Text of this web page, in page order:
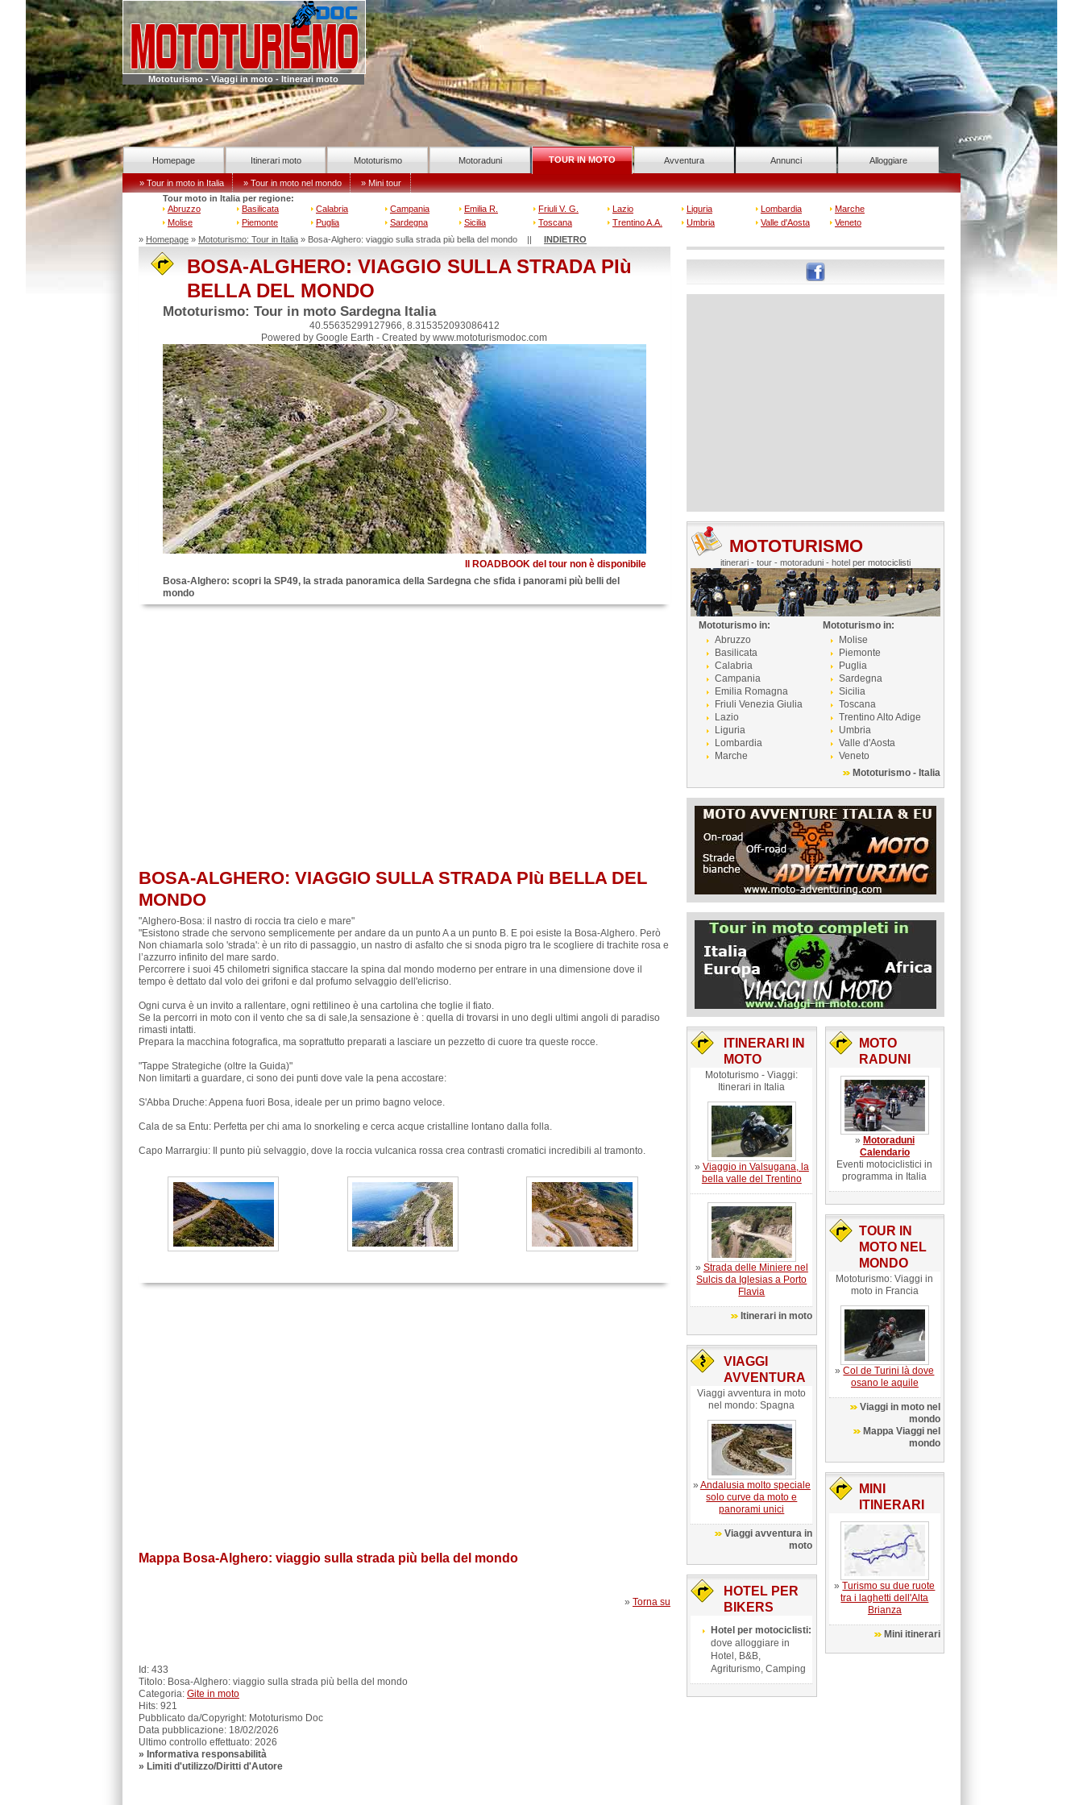
Mototurismo - Viaggi in moto - Itinerari moto
Homepage Itinerari moto Mototurismo Motoraduni TOUR IN MOTO Avventura Annunci Alloggiare
» Tour in moto in Italia » Tour in moto nel mondo
» Mini tour
Tour moto in Italia per regione:
Abruzzo
Basilicata Calabria Campania Emilia R. Friuli V. G. Lazio Liguria Lombardia
Marche
Molise
Piemonte Puglia Sardegna Sicilia Toscana Trentino A.A. Umbria Valle d'Aosta
Veneto
» Homepage» Mototurismo: Tour in Italia» Bosa-Alghero: viaggio sulla strada più bella del mondo || INDIETRO
BOSA-ALGHERO: VIAGGIO SULLA STRADA PIù
BELLA DEL MONDO
Mototurismo: Tour in moto Sardegna Italia
40.55635299127966, 8.315352093086412
Powered by Google Earth - Created by www.mototurismodoc.com
Il ROADBOOK del tour non è disponibile
Bosa-Alghero: scopri la SP49, la strada panoramica della Sardegna che sfida i panorami più belli del
mondo
BOSA-ALGHERO: VIAGGIO SULLA STRADA PIù BELLA DEL
MONDO
"Alghero-Bosa: il nastro di roccia tra cielo e mare"
"Esistono strade che servono semplicemente per andare da un punto A a un punto B. E poi esiste la Bosa-Alghero. Però
Non chiamarla solo 'strada': è un rito di passaggio, un nastro di asfalto che si snoda pigro tra le scogliere di trachite rosa e
l’azzurro infinito del mare sardo.
Percorrere i suoi 45 chilometri significa staccare la spina dal mondo moderno per entrare in una dimensione dove il
tempo è dettato dal volo dei grifoni e dal profumo selvaggio dell'elicriso.
Ogni curva è un invito a rallentare, ogni rettilineo è una cartolina che toglie il fiato.
Se la percorri in moto con il vento che sa di sale,la sensazione è : quella di trovarsi in uno degli ultimi angoli di paradiso
rimasti intatti.
Prepara la macchina fotografica, ma soprattutto preparati a lasciare un pezzetto di cuore tra queste rocce.
"Tappe Strategiche (oltre la Guida)"
Non limitarti a guardare, ci sono dei punti dove vale la pena accostare:
S'Abba Druche: Appena fuori Bosa, ideale per un primo bagno veloce.
Cala de sa Entu: Perfetta per chi ama lo snorkeling e cerca acque cristalline lontano dalla folla.
Capo Marrargiu: Il punto più selvaggio, dove la roccia vulcanica rossa crea contrasti cromatici incredibili al tramonto.
Mappa Bosa-Alghero: viaggio sulla strada più bella del mondo
» Torna su
Id: 433
Titolo: Bosa-Alghero: viaggio sulla strada più bella del mondo
Categoria: Gite in moto
Hits: 921
Pubblicato da/Copyright: Mototurismo Doc
Data pubblicazione: 18/02/2026
Ultimo controllo effettuato: 2026
» Informativa responsabilità
» Limiti d'utilizzo/Diritti d'Autore
MOTOTURISMO
itinerari - tour - motoraduni - hotel per motociclisti
Mototurismo in:
Abruzzo
Basilicata
Calabria
Campania
Emilia Romagna
Friuli Venezia Giulia
Lazio
Liguria
Lombardia
Marche
Mototurismo in:
Molise
Piemonte
Puglia
Sardegna
Sicilia
Toscana
Trentino Alto Adige
Umbria
Valle d'Aosta
Veneto
Mototurismo - Italia
ITINERARI IN
MOTO
Mototurismo - Viaggi:
Itinerari in Italia
» Viaggio in Valsugana, la
bella valle del Trentino
» Strada delle Miniere nel
Sulcis da Iglesias a Porto
Flavia
Itinerari in moto
VIAGGI
AVVENTURA
Viaggi avventura in moto
nel mondo: Spagna
» Andalusia molto speciale
solo curve da moto e
panorami unici
Viaggi avventura in
moto
HOTEL PER
BIKERS
Hotel per motociclisti:
dove alloggiare in
Hotel, B&B,
Agriturismo, Camping
MOTO
RADUNI
» Motoraduni
Calendario
Eventi motociclistici in
programma in Italia
TOUR IN
MOTO NEL
MONDO
Mototurismo: Viaggi in
moto in Francia
»Col de Turini là dove
osano le aquile
Viaggi in moto nel
mondo
Mappa Viaggi nel
mondo
MINI
ITINERARI
»Turismo su due ruote
tra i laghetti dell'Alta
Brianza
Mini itinerari